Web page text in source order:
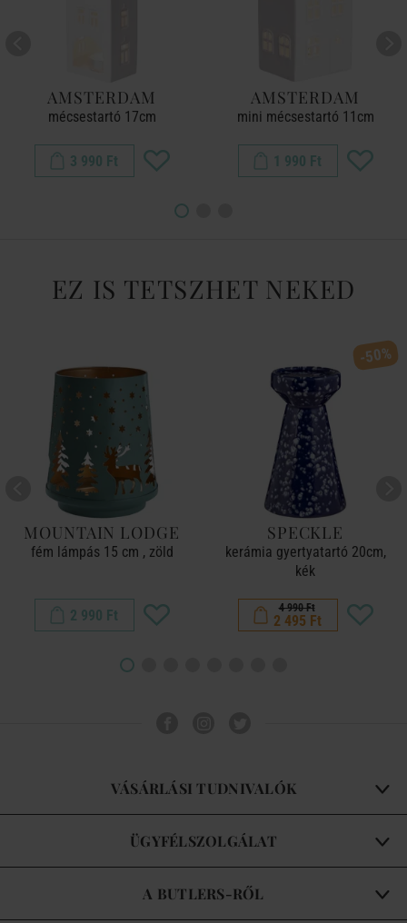
AMSTERDAM
mécsestartó 17cm
3 990 Ft
AMSTERDAM
mini mécsestartó 11cm
1 990 Ft
EZ IS TETSZHET NEKED
MOUNTAIN LODGE
fém lámpás 15 cm , zöld
2 990 Ft
-50%
SPECKLE
kerámia gyertyatartó 20cm,
kék
4 990 Ft
2 495 Ft
VÁSÁRLÁSI TUDNIVALÓK
ÜGYFÉLSZOLGÁLAT
A BUTLERS-RŐL